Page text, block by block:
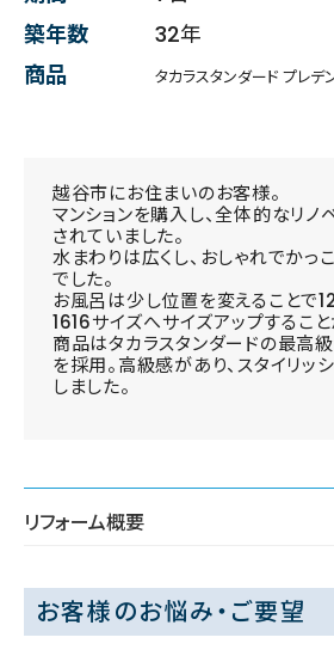
築年数
32年
商品
タカラスタンダード プレデ
越谷市にお住まいのお客様。
マンションを購入し、全体的なリノ
されていました。
水まわりは広くし、おしゃれでかっ
でした。
お風呂は少し位置を変えることで
1616サイズへサイズアップすること
商品はタカラスタンダードの最高
を採用。高級感があり、スタイリッ
しました。
リフォーム概要
お客様のお悩み・ご要望